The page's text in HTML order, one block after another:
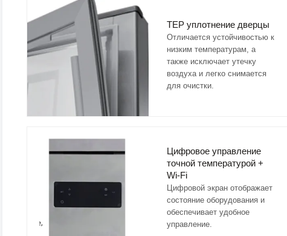
TEP уплотнение дверцы
Отличается устойчивостью к
низким температурам, а
также исключает утечку
воздуха и легко снимается
для очистки.
Цифровое управление
точной температурой +
Wi-Fi
Цифровой экран отображает
состояние оборудования и
обеспечивает удобное
управление.